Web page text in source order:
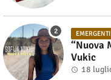
EMERGENTI
“Nuova
Vukic
18